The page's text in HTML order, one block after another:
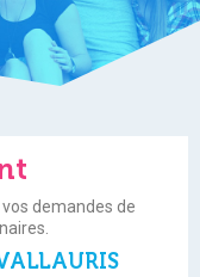
demandes de